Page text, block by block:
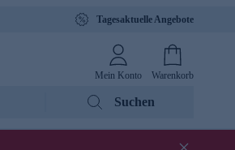
Tagesaktuelle Angebote
Mein Konto Warenkorb
Suchen